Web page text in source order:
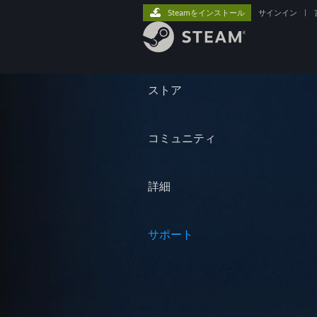
ストア
コミュニティ
詳細
サポート
Steamをインストール サインイン